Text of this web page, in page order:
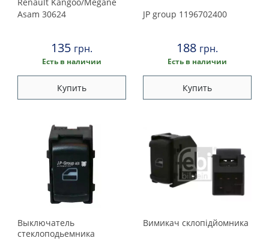
Renault
Rover
Saab
Seat
Skoda
Subaru
Asam 30624
135 грн.
Есть в наличии
Купить
JP group 1196702400
188 грн.
Есть в наличии
Купить
Выключатель
стеклоподьемника
Вимикач склопiдйомника